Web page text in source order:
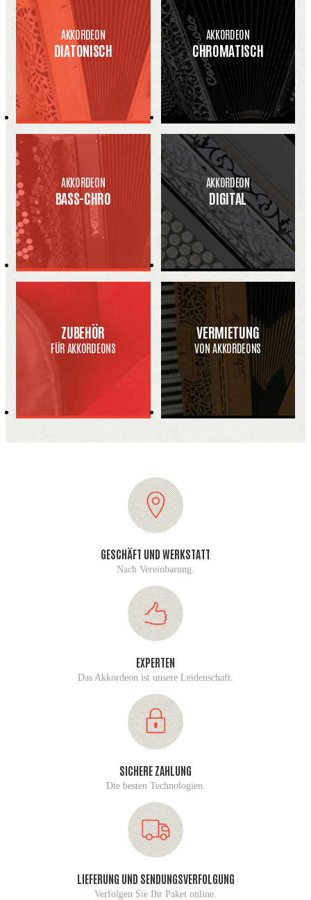
AKKORDEON
DIATONISCH
AKKORDEON
CHROMATISCH
AKKORDEON
BASS-CHRO
AKKORDEON
DIGITAL
ZUBEHÖR
FÜR AKKORDEONS
VERMIETUNG
VON AKKORDEONS
GESCHÄFT UND WERKSTATT
Nach Vereinbarung.
EXPERTEN
Das Akkordeon ist unsere Leidenschaft.
SICHERE ZAHLUNG
Die besten Technologien.
LIEFERUNG UND SENDUNGSVERFOLGUNG
Verfolgen Sie Ihr Paket online.